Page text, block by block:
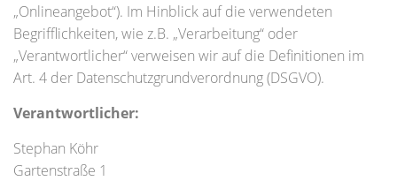
„Onlineangebot“). Im Hinblick auf die verwendeten
Begrifflichkeiten, wie z.B. „Verarbeitung“ oder
„Verantwortlicher“ verweisen wir auf die Definitionen im
Art. 4 der Datenschutzgrundverordnung (DSGVO).
Verantwortlicher:
Stephan Köhr
Gartenstraße 1